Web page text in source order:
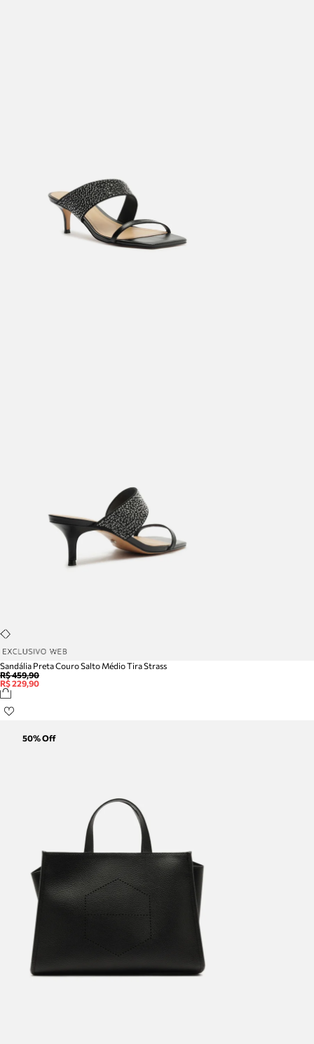
Sandália Preta Couro Salto Médio Tira Strass
R$ 459,90
R$ 229,90
50% Off